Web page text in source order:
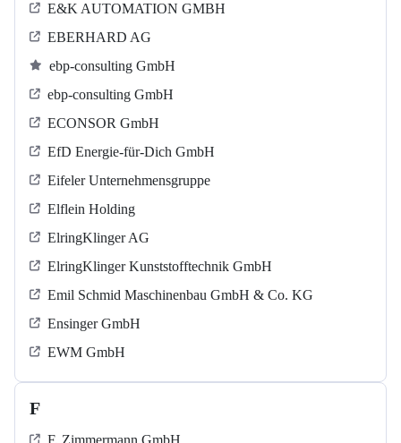
E&K AUTOMATION GMBH
EBERHARD AG
ebp-consulting GmbH
ebp-consulting GmbH
ECONSOR GmbH
EfD Energie-für-Dich GmbH
Eifeler Unternehmensgruppe
Elflein Holding
ElringKlinger AG
ElringKlinger Kunststofftechnik GmbH
Emil Schmid Maschinenbau GmbH & Co. KG
Ensinger GmbH
EWM GmbH
F